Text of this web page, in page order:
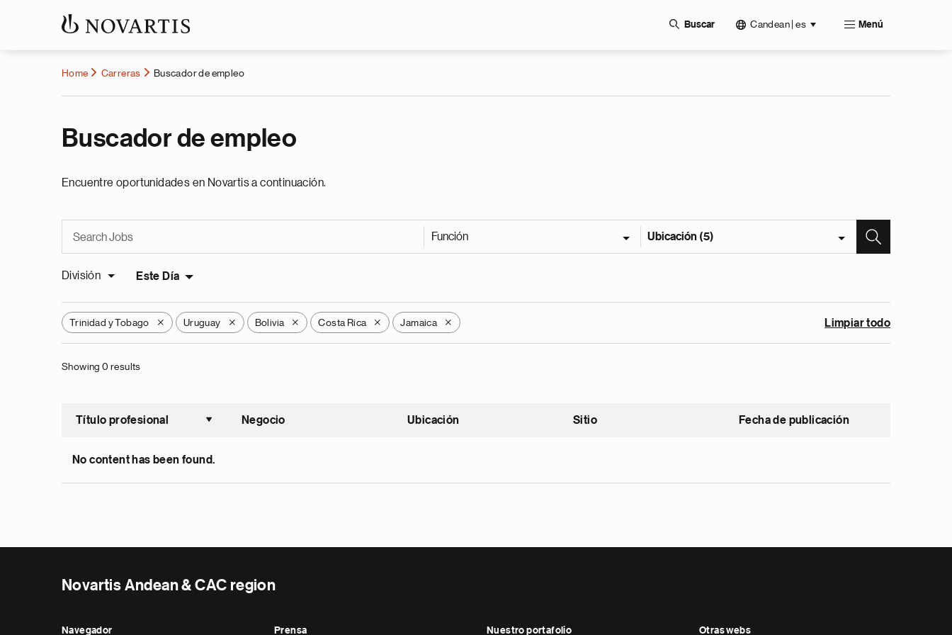
Buscar Candean | es Menú
Home Carreras Buscador de empleo
Buscador de empleo
Encuentre oportunidades en Novartis a continuación.
Función Ubicación (5)
División Este Día
Trinidad y Tobago X Uruguay X Bolivia X Costa Rica X Jamaica X Limpiar todo
Showing 0 results
Título profesional
Ordenar ascendente
Negocio Ubicación Sitio Fecha de publicación
No content has been found.
Novartis Andean & CAC region
Navegador Prensa Nuestro portafolio Otras webs